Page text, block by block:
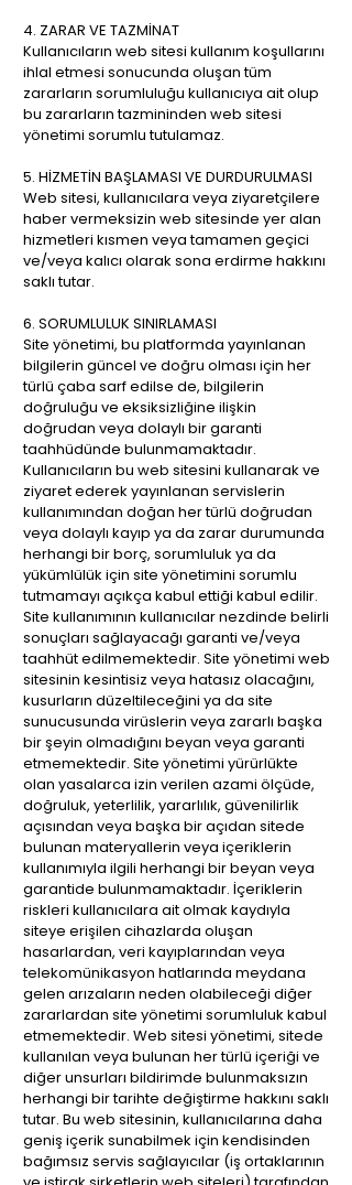
4. ZARAR VE TAZMİNAT
Kullanıcıların web sitesi kullanım koşullarını
ihlal etmesi sonucunda oluşan tüm
zararların sorumluluğu kullanıcıya ait olup
bu zararların tazmininden web sitesi
yönetimi sorumlu tutulamaz.
5. HİZMETİN BAŞLAMASI VE DURDURULMASI
Web sitesi, kullanıcılara veya ziyaretçilere
haber vermeksizin web sitesinde yer alan
hizmetleri kısmen veya tamamen geçici
ve/veya kalıcı olarak sona erdirme hakkını
saklı tutar.
6. SORUMLULUK SINIRLAMASI
Site yönetimi, bu platformda yayınlanan
bilgilerin güncel ve doğru olması için her
türlü çaba sarf edilse de, bilgilerin
doğruluğu ve eksiksizliğine ilişkin
doğrudan veya dolaylı bir garanti
taahhüdünde bulunmamaktadır.
Kullanıcıların bu web sitesini kullanarak ve
ziyaret ederek yayınlanan servislerin
kullanımından doğan her türlü doğrudan
veya dolaylı kayıp ya da zarar durumunda
herhangi bir borç, sorumluluk ya da
yükümlülük için site yönetimini sorumlu
tutmamayı açıkça kabul ettiği kabul edilir.
Site kullanımının kullanıcılar nezdinde belirli
sonuçları sağlayacağı garanti ve/veya
taahhüt edilmemektedir. Site yönetimi web
sitesinin kesintisiz veya hatasız olacağını,
kusurların düzeltileceğini ya da site
sunucusunda virüslerin veya zararlı başka
bir şeyin olmadığını beyan veya garanti
etmemektedir. Site yönetimi yürürlükte
olan yasalarca izin verilen azami ölçüde,
doğruluk, yeterlilik, yararlılık, güvenilirlik
açısından veya başka bir açıdan sitede
bulunan materyallerin veya içeriklerin
kullanımıyla ilgili herhangi bir beyan veya
garantide bulunmamaktadır. İçeriklerin
riskleri kullanıcılara ait olmak kaydıyla
siteye erişilen cihazlarda oluşan
hasarlardan, veri kayıplarından veya
telekomünikasyon hatlarında meydana
gelen arızaların neden olabileceği diğer
zararlardan site yönetimi sorumluluk kabul
etmemektedir. Web sitesi yönetimi, sitede
kullanılan veya bulunan her türlü içeriği ve
diğer unsurları bildirimde bulunmaksızın
herhangi bir tarihte değiştirme hakkını saklı
tutar. Bu web sitesinin, kullanıcılarına daha
geniş içerik sunabilmek için kendisinden
bağımsız servis sağlayıcılar (iş ortaklarının